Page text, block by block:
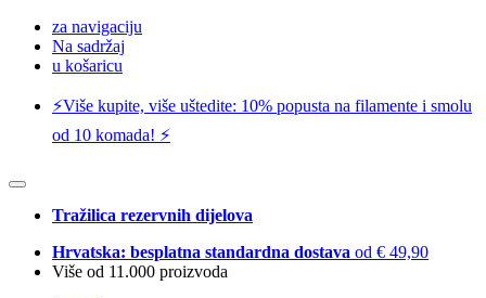
za navigaciju
Na sadržaj
u košaricu
⚡️Više kupite, više uštedite: 10% popusta na filamente i smolu
od 10 komada! ⚡️
Tražilica rezervnih dijelova
Hrvatska: besplatna standardna dostava od € 49,90
Više od 11.000 proizvoda